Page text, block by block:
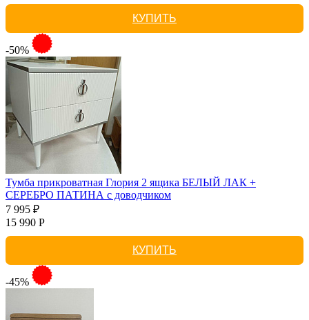
КУПИТЬ
-50%
Тумба прикроватная Глория 2 ящика БЕЛЫЙ ЛАК +
СЕРЕБРО ПАТИНА с доводчиком
7 995 ₽
15 990 Р
КУПИТЬ
-45%